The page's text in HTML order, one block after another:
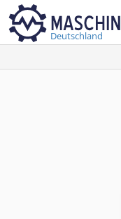
Deutschland